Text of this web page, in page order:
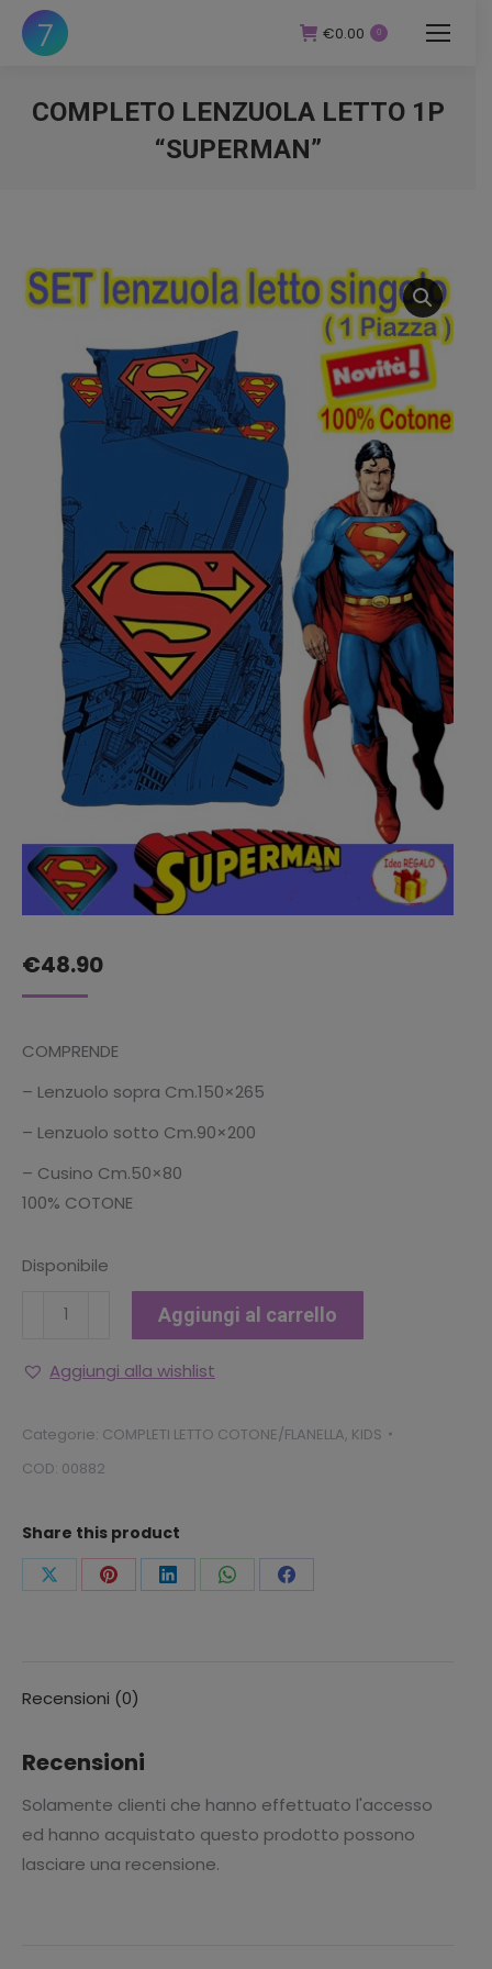
€0.00 0
COMPLETO LENZUOLA LETTO 1P
“SUPERMAN”
€48.90
COMPRENDE
– Lenzuolo sopra Cm.150×265
– Lenzuolo sotto Cm.90×200
– Cusino Cm.50×80
100% COTONE
Disponibile
COMPLETO
LETTO
Aggiungi al carrello
Aggiungi alla wishlist
Categorie: COMPLETI LETTO COTONE/FLANELLA, KIDS
COD: 00882
Share this product
CondividiCondividiCondividiCondividiCondividi
Recensioni (0)
Recensioni
Solamente clienti che hanno effettuato l'accesso
ed hanno acquistato questo prodotto possono
lasciare una recensione.